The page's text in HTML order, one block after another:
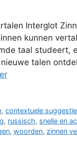
Interglot
kunnen
taal studeert,
talen
,contextuele
, russisch, snelle en
, woorden, zinnen